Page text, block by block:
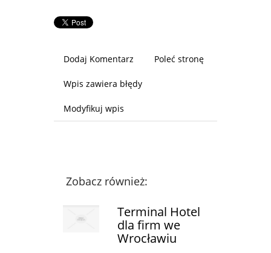
Dodaj Komentarz Poleć stronę
Wpis zawiera błędy
Modyfikuj wpis
Zobacz również:
Terminal Hotel
dla firm we
Wrocławiu